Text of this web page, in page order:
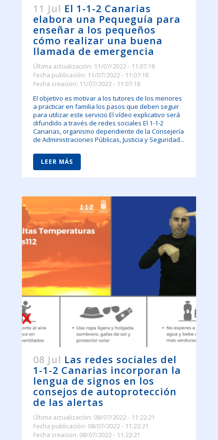
11 Jul El 1-1-2 Canarias
elabora una Pequeguía para
enseñar a los pequeños
cómo realizar una buena
llamada de emergencia
Última actualización: 11/07/2022 - 11:07:18
Fecha publicación: 11/07/2022 - 11:07:18
Fecha creacion: 11/07/2022 - 11:07:18
El objetivo es motivar a los tutores de los menores
a practicar en familia los pasos que deben seguir
para utilizar este servicio El vídeo explicativo será
difundido a través de redes sociales El 1-1-2
Canarias, organismo dependiente de la Consejería
de Administraciones Públicas, Justicia y Seguridad...
LEER MÁS
08 Jul Las redes sociales del
1-1-2 Canarias incorporan la
lengua de signos en los
consejos de autoprotección
de las alertas
Última actualización: 08/07/2022 - 11:22:21
Fecha publicación: 08/07/2022 - 11:22:21
Fecha creacion: 08/07/2022 - 11:22:21